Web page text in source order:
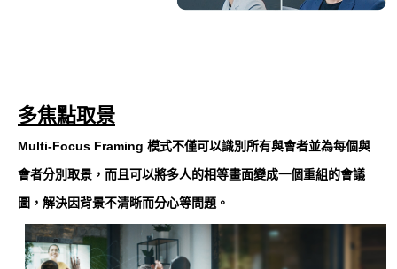
多焦點取景
Multi-Focus Framing 模式不僅可以識別所有與會者並為每個與
會者分別取景，而且可以將多人的相等畫面變成一個重組的會議
圖，解決因背景不清晰而分心等問題。